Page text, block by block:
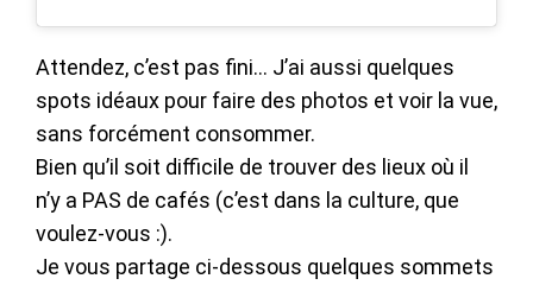
Attendez, c’est pas fini… J’ai aussi quelques
spots idéaux pour faire des photos et voir la vue,
sans forcément consommer.
Bien qu’il soit difficile de trouver des lieux où il
n’y a PAS de cafés (c’est dans la culture, que
voulez-vous :).
Je vous partage ci-dessous quelques sommets